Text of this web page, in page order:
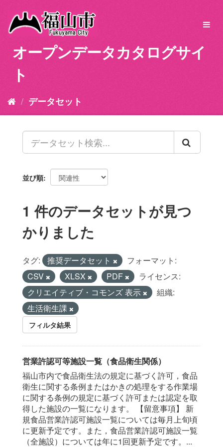
オープンデータカタログサイ
ト
データセット
並び順
1 件のデータセットが見つ
かりました
タグ: 推奨データセット
フォーマット:
CSV
XLSX PDF
ライセンス:
クリエイティブ・コモンズ 表示
組織:
生活衛生課
フィルタ結果
営業許認可等施設一覧（食品衛生関係）
福山市内で食品衛生法の規定に基づく許可，食品
衛生に関する条例またはかきの処理をする作業場
に関する条例の規定に基づく許可または認定を取
得した施設の一覧になります。 【留意事項】 新
規食品営業許認可施設一覧については毎月上旬頃
に更新予定です。また，食品営業許認可施設一覧
（全施設）については年に1回更新予定です。...